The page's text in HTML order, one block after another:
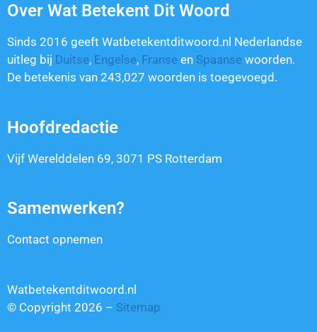
Over Wat Betekent Dit Woord
Sinds 2016 geeft Watbetekentditwoord.nl Nederlandse
uitleg bij Duitse, Engelse, Franse en Spaanse woorden.
De betekenis van 243,027 woorden is toegevoegd.
Hoofdredactie
Vijf Werelddelen 69, 3071 PS Rotterdam
Samenwerken?
Contact opnemen
Watbetekentditwoord.nl
© Copyright 2026 – Sitemap